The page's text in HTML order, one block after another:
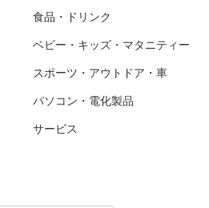
食品・ドリンク
ベビー・キッズ・マタニティー
スポーツ・アウトドア・車
パソコン・電化製品
サービス